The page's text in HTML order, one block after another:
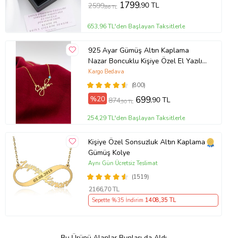
2599,86 TL 1799,90 TL
653,96 TL'den Başlayan Taksitlerle
925 Ayar Gümüş Altın Kaplama
Nazar Boncuklu Kişiye Özel El Yazılı
Kolye (Sarı)
(800)
Kargo Bedava
%20 874,90 TL 699,90 TL
254,29 TL'den Başlayan Taksitlerle
Kişiye Özel Sonsuzluk Altın Kaplama
Gümüş Kolye
(1519)
Aynı Gün Ücretsiz Teslimat
2166,70 TL
Sepette %35 İndirim 1408,35 TL